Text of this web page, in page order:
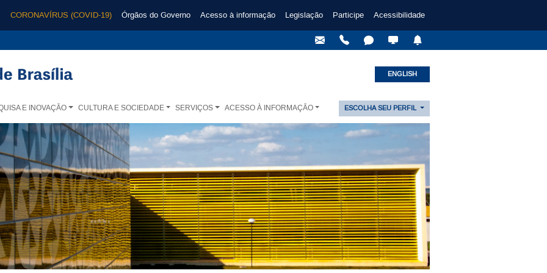
CORONAVÍRUS (COVID-19) Órgãos do Governo Acesso à informação Legislação Participe Acessibilidade
ENGLISH
E INOVAÇÃO CULTURA E SOCIEDADE SERVIÇOS ACESSO À INFORMAÇÃO ESCOLHA SEU PERFIL